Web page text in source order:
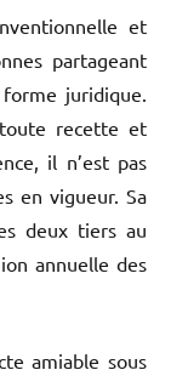
et
partageant
juridique.
recette et
il n’est pas
en vigueur. Sa
deux tiers au
annuelle des
amiable sous